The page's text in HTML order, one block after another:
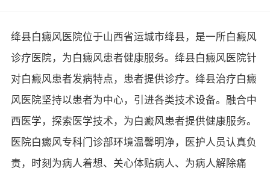
绛县白癜风医院位于山西省运城市绛县，是一所白癜风
诊疗医院，为白癜风患者健康服务。绛县白癜风医院针
对白癜风患者发病特点，患者提供诊疗。绛县治疗白癜
风医院坚持以患者为中心，引进各类技术设备。融合中
西医学，探索医学技术，为白癜风患者提供健康服务。
医院白癜风专科门诊部环境温馨明净，医护人员认真负
责，时刻为病人着想、关心体贴病人、为病人解除痛